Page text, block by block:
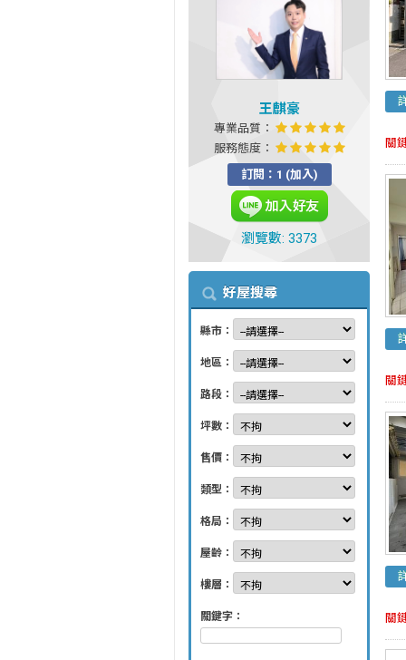
王麒豪
專業品質：
服務態度：
訂閱：1 (加入)
瀏覽數: 3373
好屋搜尋
縣市：
地區：
路段：
坪數：
售價：
類型：
格局：
屋齡：
樓層：
關鍵字：
關
關
關